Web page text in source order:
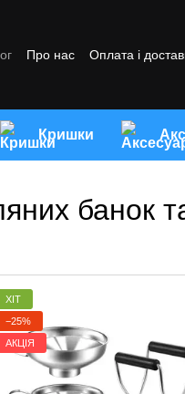
Про нас Оплата і
Кришки
банок
ХІТ
−25%
АКЦІЯ